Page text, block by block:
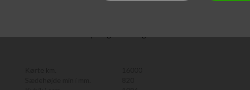
Auto, integreret navigation via touchskærm, fartpilot,
køreprogrammer (Riding Modes). Husk vi bytter meget
Både med og uden udbetaling. Husk vi har
i nærheden af 500 stk. på lager. Der tages forbehold for